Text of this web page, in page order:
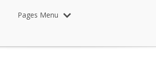
Pages Menu